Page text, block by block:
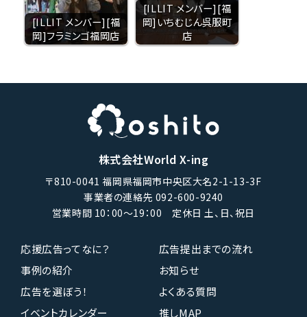
[ILLIT メンバー][福
岡]フラミンゴ福岡店
[ILLIT メンバー][福
岡]いちむじん呉服町
店
株式会社World X-ing
〒810-0041 福岡県福岡市中央区大名2-1-13-3F
事業者の連絡先 092-600-9240
営業時間 10：00〜19：00 定休日 土、日、祝日
応援広告ってなに？
広告提出までの流れ
事例の紹介
お知らせ
広告を選ぼう！
よくある質問
イベントカレンダー
推しMAP